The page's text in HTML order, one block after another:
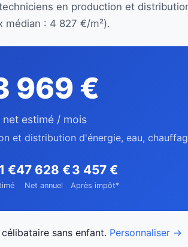
en production et
médian : 4 827 €/m²).
969 €
net estimé / mois
et distribution d'énergie, eau,
€47 628 €
Net annuel
3 457 €
Après impôt*
sans enfant. Personnaliser →